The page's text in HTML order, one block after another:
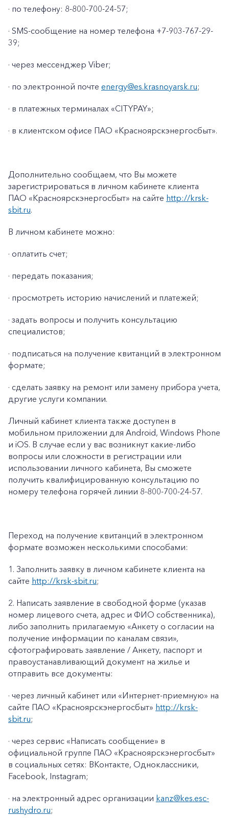
Корпоративным клиентам
· по телефону: 8-800-700-24-57;
· SMS-сообщение на номер телефона +7-903-767-29-
39;
· через мессенджер Viber;
· по электронной почте energy@es.krasnoyarsk.ru;
· в платежных терминалах «CITYPAY»;
· в клиентском офисе ПАО «Красноярскэнергосбыт».
Дополнительно сообщаем, что Вы можете
зарегистрироваться в личном кабинете клиента
ПАО «Красноярскэнергосбыт» на сайте http://krsk-
sbit.ru.
В личном кабинете можно:
· оплатить счет;
· передать показания;
· просмотреть историю начислений и платежей;
· задать вопросы и получить консультацию
специалистов;
· подписаться на получение квитанций в электронном
формате;
· сделать заявку на ремонт или замену прибора учета,
другие услуги компании.
Личный кабинет клиента также доступен в
мобильном приложении для Android, Windows Phone
и iOS. В случае если у вас возникнут какие-либо
вопросы или сложности в регистрации или
использовании личного кабинета, Вы сможете
получить квалифицированную консультацию по
номеру телефона горячей линии 8-800-700-24-57.
Переход на получение квитанций в электронном
формате возможен несколькими способами:
1. Заполнить заявку в личном кабинете клиента на
сайте http://krsk-sbit.ru;
2. Написать заявление в свободной форме (указав
номер лицевого счета, адрес и ФИО собственника),
либо заполнить прилагаемую «Анкету о согласии на
получение информации по каналам связи»,
сфотографировать заявление / Анкету, паспорт и
правоустанавливающий документ на жилье и
отправить все документы:
· через личный кабинет или «Интернет-приемную» на
сайте ПАО «Красноярскэнергосбыт» http://krsk-
sbit.ru;
· через сервис «Написать сообщение» в
официальной группе ПАО «Красноярскэнергосбыт»
в социальных сетях: ВКонтакте, Одноклассники,
Facebook, Instagram;
· на электронный адрес организации kanz@kes.esc-
rushydro.ru;